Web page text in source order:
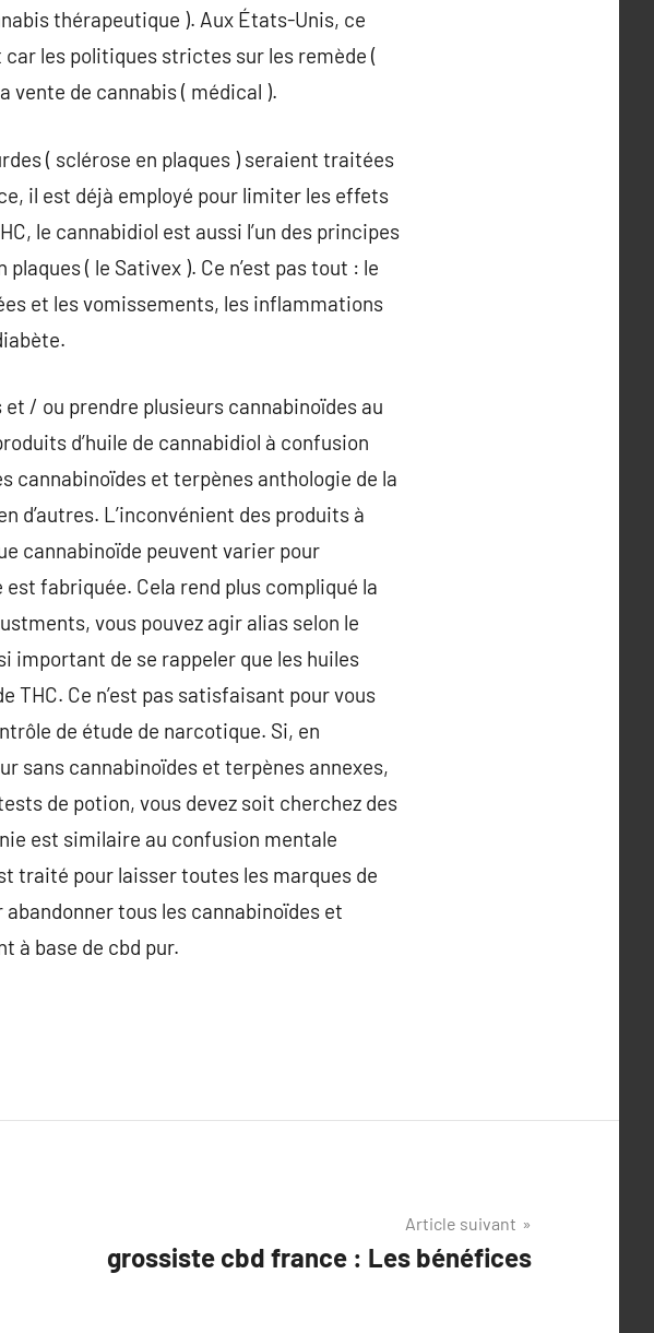
thérapeutique ). Aux États-Unis, ce
car les politiques strictes sur les remède (
vente de cannabis ( médical ).
( sclérose en plaques ) seraient traitées
il est déjà employé pour limiter les effets
le cannabidiol est aussi l’un des principes
( le Sativex ). Ce n’est pas tout : le
et les vomissements, les inflammations
/ ou prendre plusieurs cannabinoïdes au
d’huile de cannabidiol à confusion
cannabinoïdes et terpènes anthologie de la
d’autres. L’inconvénient des produits à
cannabinoïde peuvent varier pour
fabriquée. Cela rend plus compliqué la
vous pouvez agir alias selon le
important de se rappeler que les huiles
Ce n’est pas satisfaisant pour vous
de étude de narcotique. Si, en
sans cannabinoïdes et terpènes annexes,
de potion, vous devez soit cherchez des
est similaire au confusion mentale
traité pour laisser toutes les marques de
tous les cannabinoïdes et
à base de cbd pur.
Article suivant
grossiste cbd france : Les bénéfices